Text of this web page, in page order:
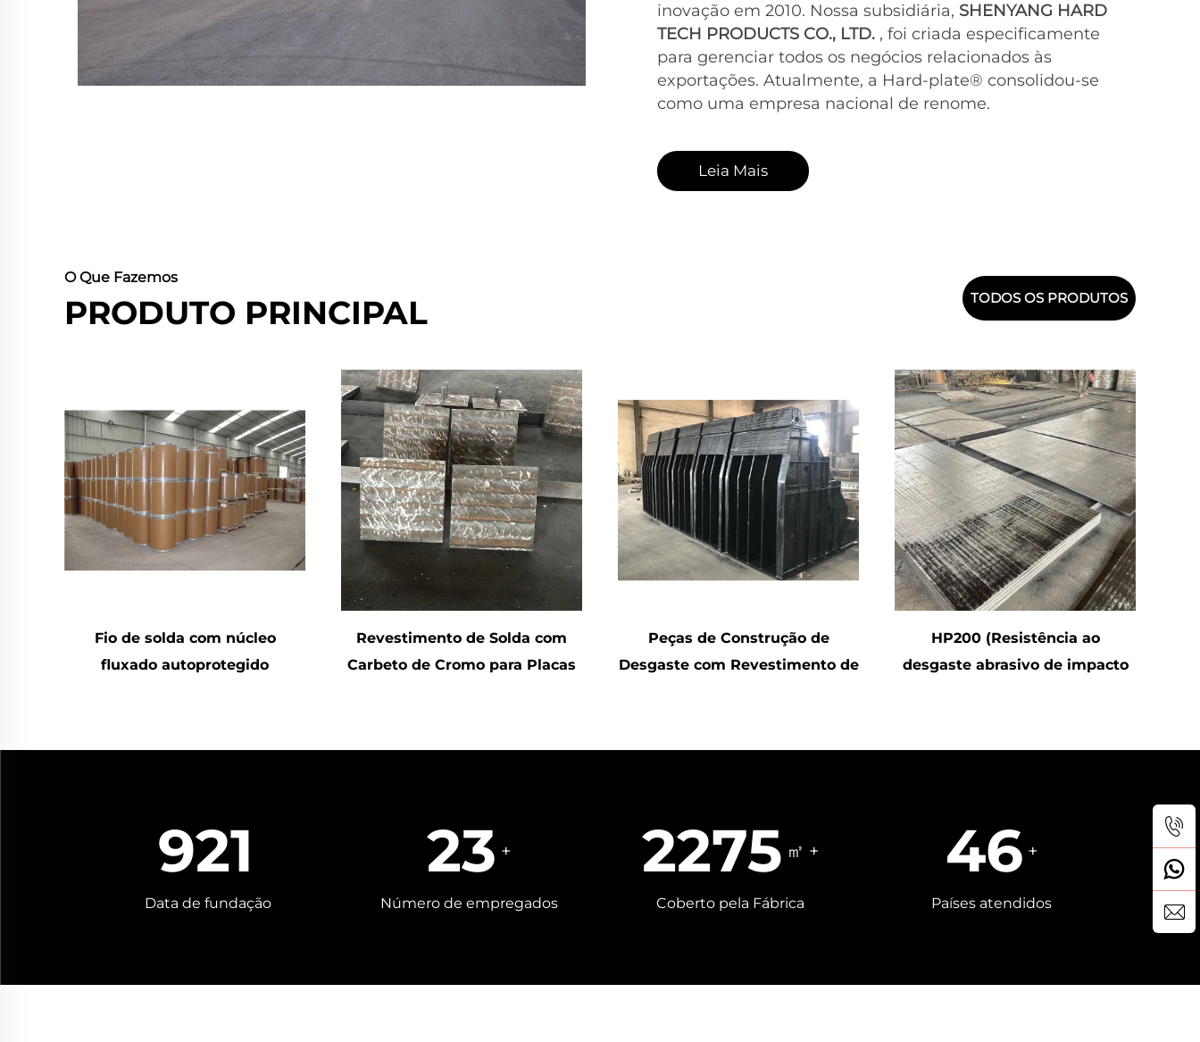
inovação em 2010. Nossa subsidiária, SHENYANG HARD
TECH PRODUCTS CO., LTD. , foi criada especificamente
para gerenciar todos os negócios relacionados às
exportações. Atualmente, a Hard-plate® consolidou-se
como uma empresa nacional de renome.
Leia Mais
O Que Fazemos
PRODUTO PRINCIPAL TODOS OS PRODUTOS
Fio de solda com núcleo
fluxado autoprotegido
Revestimento de Solda com
Carbeto de Cromo para Placas
Peças de Construção de
Desgaste com Revestimento de
HP200 (Resistência ao
desgaste abrasivo de impacto
1772
Data de fundação
44 +
Número de empregados
4400 ㎡ +
Coberto pela Fábrica
88 +
Países atendidos